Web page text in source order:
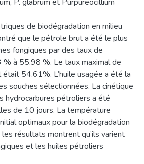
P. glabrum et Purpureocillium
de biodégradation en milieu
que le pétrole brut a été le plus
fongiques par des taux de
à 55.98 %. Le taux maximal de
54.61%. L’huile usagée a été la
souches sélectionnées. La cinétique
hydrocarbures pétroliers a été
de 10 jours. La température
optimaux pour la biodégradation
résultats montrent qu’ils varient
et les huiles pétroliers